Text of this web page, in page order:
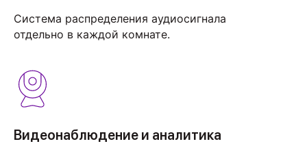
Система распределения аудиосигнала
отдельно в каждой комнате.
Видеонаблюдение и аналитика